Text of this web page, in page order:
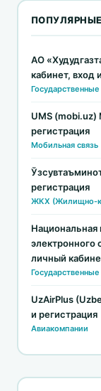
АО
кабинет, вход
UMS (mobi.uz)
регистрация
Мобильная связь
регистрация
ЖКХ (Жилищно-
электронного
личный
UzAirPlus
и регистрация
Авиакомпании